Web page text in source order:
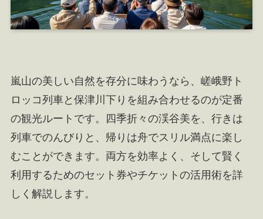
嵐山の美しい自然を存分に味わうなら、嵯峨野ト
ロッコ列車と保津川下りを組み合わせるのが定番
の観光ルートです。四季折々の渓谷美を、行きは
列車でのんびりと、帰りは舟でスリル満点に楽し
むことができます。両方を効率よく、そして賢く
利用するためのセット券やチケットの活用術を詳
しく解説します。